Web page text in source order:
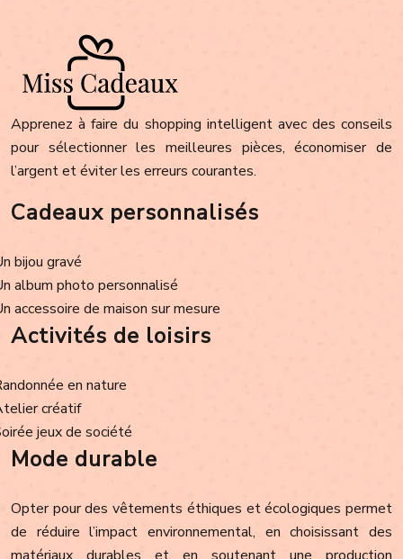
Apprenez à faire du shopping intelligent avec des conseils
pour sélectionner les meilleures pièces, économiser de
l’argent et éviter les erreurs courantes.
Cadeaux personnalisés
bijou gravé
album photo personnalisé
accessoire de maison sur mesure
Activités de loisirs
en nature
créatif
jeux de société
Mode durable
Opter pour des vêtements éthiques et écologiques permet
de réduire l’impact environnemental, en choisissant des